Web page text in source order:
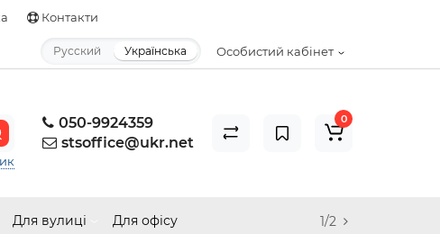
Контакти
Особистий кабінет
Русский Українська
050-9924359
stsoffice@ukr.net
0
Для вулиці Для офісу 1/2